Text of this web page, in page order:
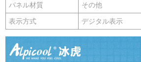
パネル材質 その他
表示方式 デジタル表示